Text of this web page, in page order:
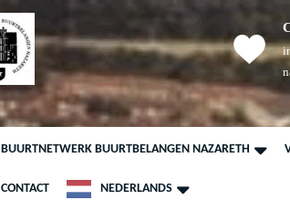
BUURTNETWERK BUURTBELANGEN NAZARETH
CONTACT NEDERLANDS